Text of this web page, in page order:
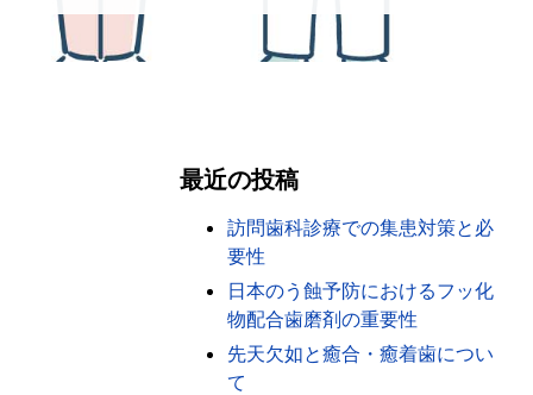
最近の投稿
訪問歯科診療での集患対策と必
要性
日本のう蝕予防におけるフッ化
物配合歯磨剤の重要性
先天欠如と癒合・癒着歯につい
て